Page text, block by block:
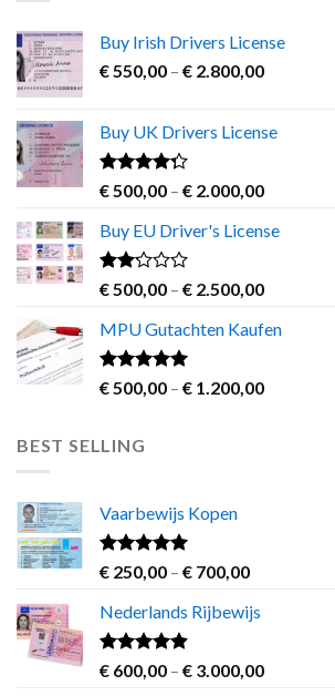
Buy Irish Drivers License
€ 550,00 – € 2.800,00Price
through
Buy UK Drivers License
Rated
out
of 5
€ 500,00 – € 2.000,00Price
€ 500,00
€ 2.000,00
Buy EU Driver's License
Rated
out
of 5
€ 500,00 – € 2.500,00Price
€ 500,00
€ 2.500,00
MPU Gutachten Kaufen
Rated5.00
out of 5
€ 500,00 – € 1.200,00Price
BEST SELLING
Vaarbewijs Kopen
Rated4.63
out of 5
€ 250,00 – € 700,00Price
€ 250,00
€ 700,00
Nederlands Rijbewijs
Rated4.60
out of 5
€ 600,00 – € 3.000,00Price